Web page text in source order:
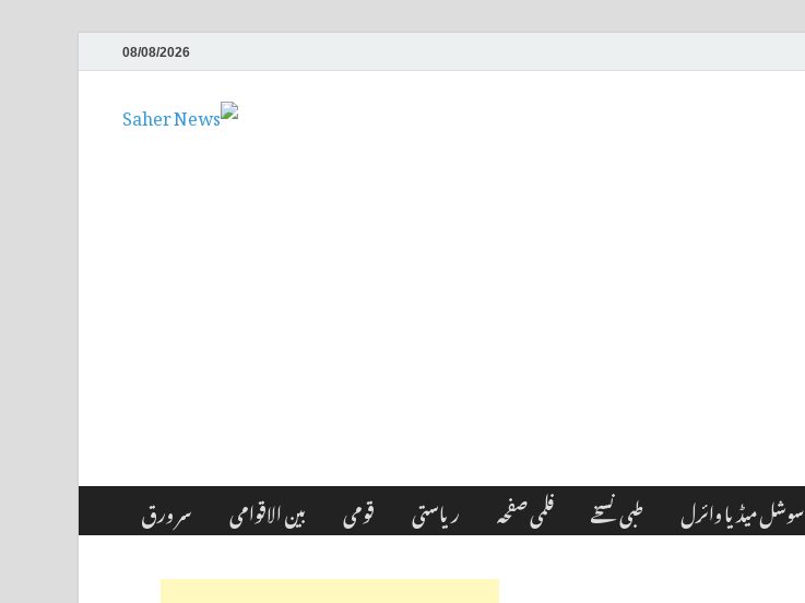
08/08/2026
Saher News
سر ورق بین الاقوامی قومی ریاستی فلمی صفحہ طبی نسخے سوشل میڈیا وائرل